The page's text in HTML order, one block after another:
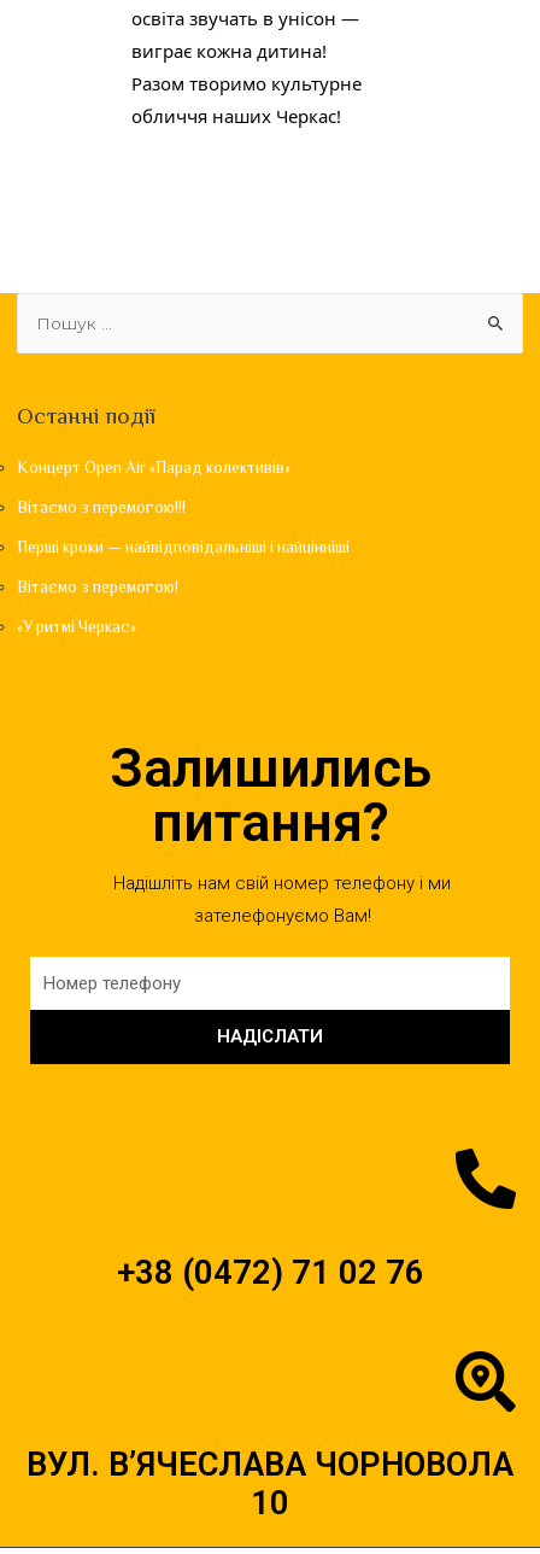
освіта звучать в унісон —
виграє кожна дитина!
Разом творимо культурне
обличчя наших Черкас!
Останні події
Концерт Open Air «Парад колективів»
Вітаємо з перемогою!!!
Перші кроки — найвідповідальніші і найцінніші
Вітаємо з перемогою!
«У ритмі Черкас»
Залишились
питання?
Надішліть нам свій номер телефону і ми
зателефонуємо Вам!
НАДІСЛАТИ
+38 (0472) 71 02 76
ВУЛ. В’ЯЧЕСЛАВА ЧОРНОВОЛА
10